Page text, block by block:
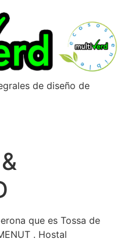
de diseño de
que es Tossa de
. Hostal